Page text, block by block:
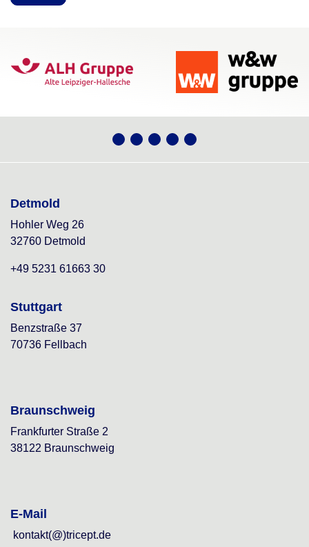
Detmold
Hohler Weg 26
32760 Detmold
+49 5231 61663 30
Stuttgart
Benzstraße 37
70736 Fellbach
Braunschweig
Frankfurter Straße 2
38122 Braunschweig
E-Mail
kontakt(@)tricept.de